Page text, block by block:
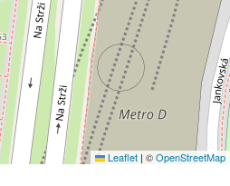
Leaflet | ©OpenStreetMap